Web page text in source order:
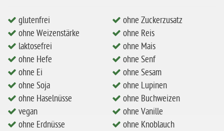
eiweißarm / PKU
ohne Mandeln
ohne Milch
ohne Hafer
ohne Zuckerzusatz
ohne Reis
glutenfrei
ohne Weizenstärke
laktosefrei
ohne Hefe
ohne Ei
ohne Soja
ohne Haselnüsse
vegan
ohne Erdnüsse
ohne Zuckerzusatz
ohne Reis
ohne Mais
ohne Senf
ohne Sesam
ohne Lupinen
ohne Buchweizen
ohne Vanille
ohne Knoblauch